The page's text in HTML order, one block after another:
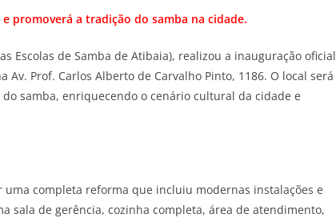
promoverá a tradição do samba na cidade.
Escolas de Samba de Atibaia), realizou a inauguração oficial
Av. Prof. Carlos Alberto de Carvalho Pinto, 1186. O local será
samba, enriquecendo o cenário cultural da cidade e
uma completa reforma que incluiu modernas instalações e
sala de gerência, cozinha completa, área de atendimento,